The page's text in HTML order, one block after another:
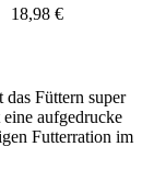
18,98 €
Füttern super
aufgedrucke
Futterration im